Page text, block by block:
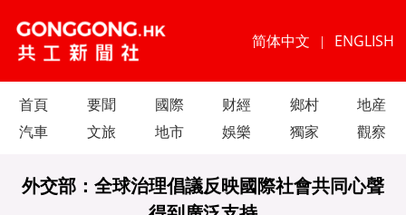
简体中文 | ENGLISH
首頁 要聞 國際 财經 鄉村
地産
汽車
文旅 地市 娛樂 獨家 觀察
外交部：全球治理倡議反映國際社會共同心聲